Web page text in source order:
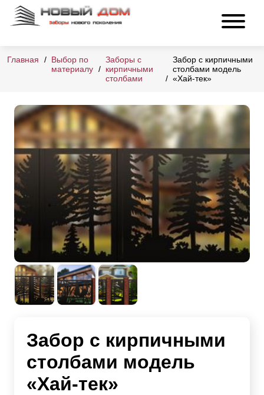
Главная
Выбор по
материалу
Заборы с
кирпичными
столбами
Забор с кирпичными
столбами модель
«Хай-тек»
Забор с кирпичными
столбами модель
«Хай-тек»